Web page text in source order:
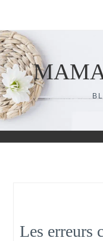
content
Les erreurs